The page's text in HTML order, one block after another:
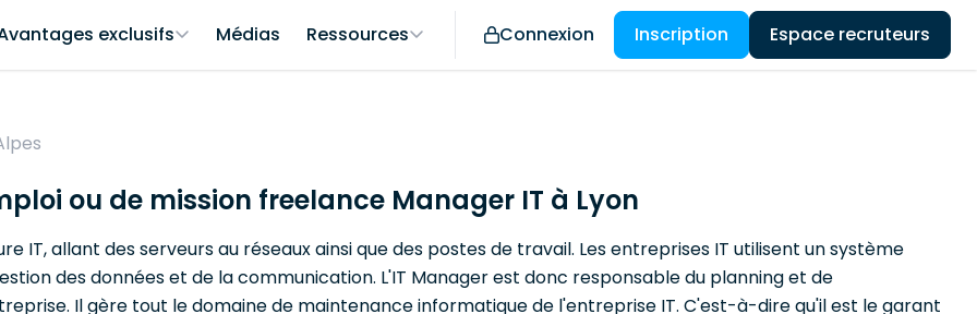
exclusifs Médias Ressources Connexion Inscription Espace recruteurs
ou de mission freelance Manager IT à Lyon
IT, allant des serveurs au réseaux ainsi que des postes de travail. Les entreprises IT utilisent un système
des données et de la communication. L'IT Manager est donc responsable du planning et de
Il gère tout le domaine de maintenance informatique de l'entreprise IT. C'est-à-dire qu'il est le garant